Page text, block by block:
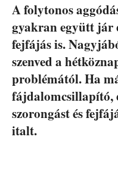
A folytonos
gyakran együtt jár
fejfájás is.
szenved a
problémától. Ha
fájdalomcsillapító,
szorongást és
italt.